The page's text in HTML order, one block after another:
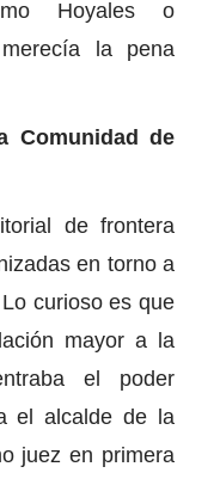
Hoyales o
la pena
Comunidad de
de frontera
en torno a
curioso es que
mayor a la
el poder
el alcalde de la
juez en primera